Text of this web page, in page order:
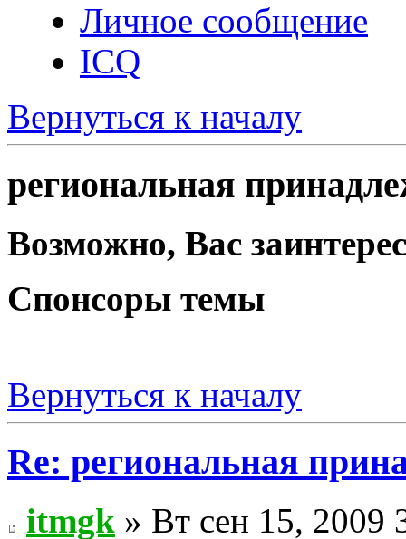
Личное сообщение
ICQ
Вернуться к началу
региональная
Возможно, Вас
Спонсоры темы
Вернуться к началу
Re: региональная
itmgk » Вт сен 15, 2009